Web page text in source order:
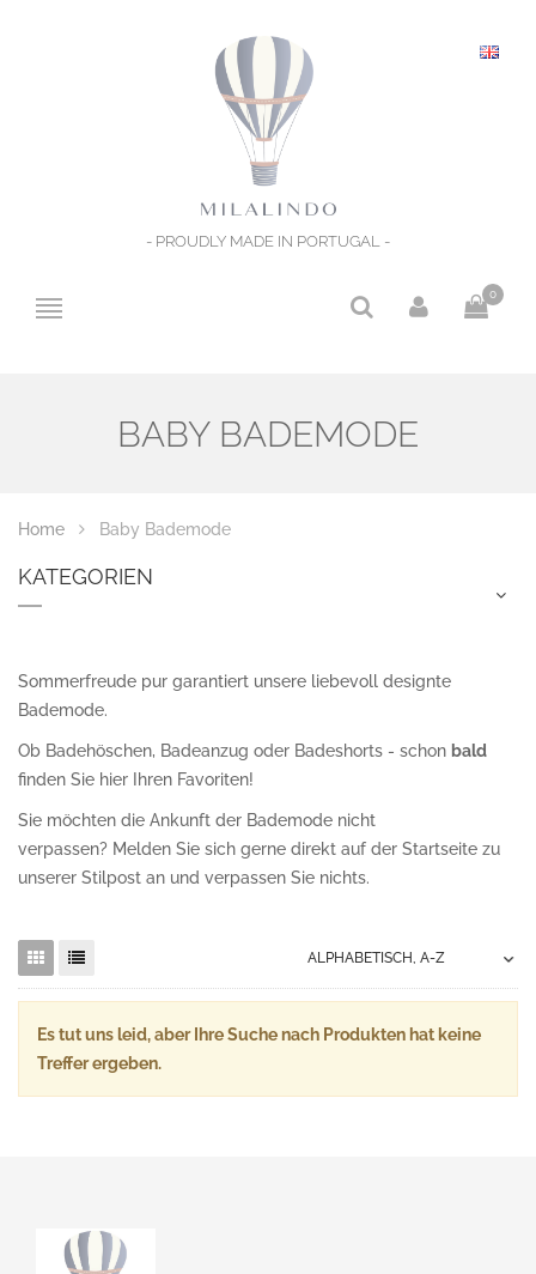
- PROUDLY MADE IN PORTUGAL -
0
BABY BADEMODE
Home Baby Bademode
KATEGORIEN
Sommerfreude pur garantiert unsere liebevoll designte
Bademode.
Ob Badehöschen, Badeanzug oder Badeshorts - schon bald
finden Sie hier Ihren Favoriten!
Sie möchten die Ankunft der Bademode nicht
verpassen? Melden Sie sich gerne direkt auf der Startseite zu
unserer Stilpost an und verpassen Sie nichts.
Es tut uns leid, aber Ihre Suche nach Produkten hat keine
Treffer ergeben.